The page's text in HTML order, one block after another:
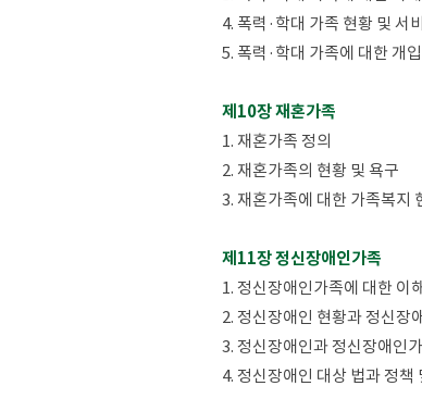
4. 폭력·학대 가족 현황 및 서
5. 폭력·학대 가족에 대한 개입
제10장 재혼가족
1. 재혼가족 정의
2. 재혼가족의 현황 및 욕구
3. 재혼가족에 대한 가족복지
제11장 정신장애인가족
1. 정신장애인가족에 대한 이
2. 정신장애인 현황과 정신장
3. 정신장애인과 정신장애인
4. 정신장애인 대상 법과 정